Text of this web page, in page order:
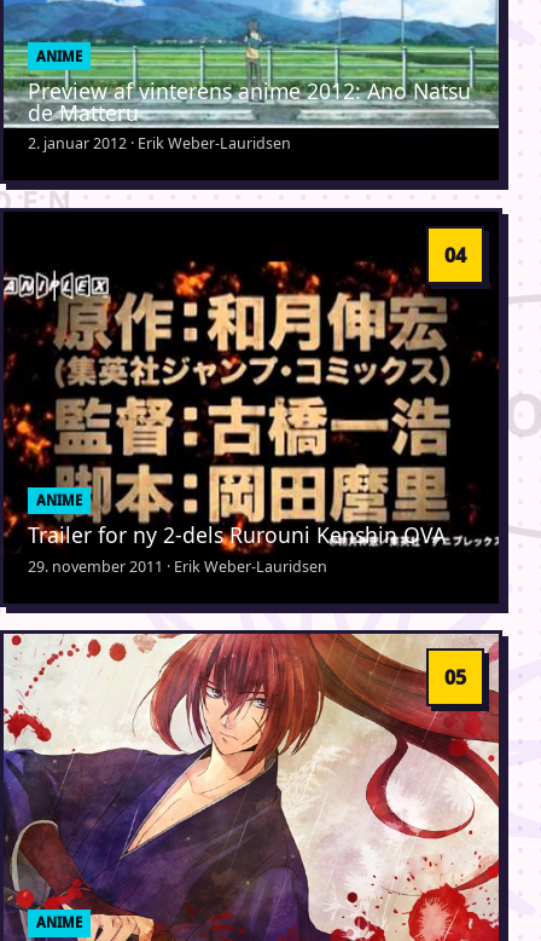
ANIME
Preview af vinterens anime 2012: Ano Natsu
de Matteru
2. januar 2012 · Erik Weber-Lauridsen
ANIME
Trailer for ny 2-dels Rurouni Kenshin OVA
29. november 2011 · Erik Weber-Lauridsen
ANIME